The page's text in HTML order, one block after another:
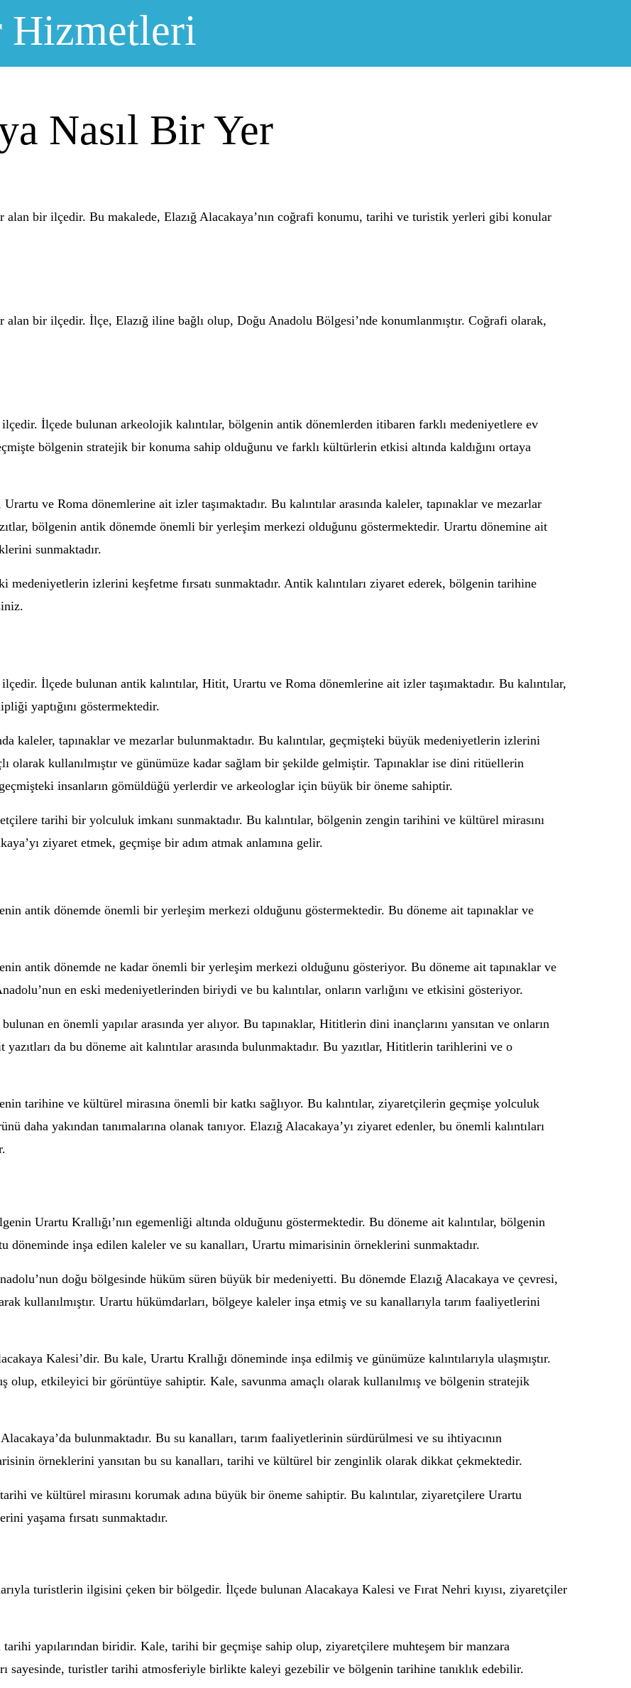
Hizmetleri
Nasıl Bir Yer
alan bir ilçedir. Bu makalede, Elazığ Alacakaya’nın coğrafi konumu, tarihi ve turistik yerleri gibi konular
bir ilçedir. İlçe, Elazığ iline bağlı olup, Doğu Anadolu Bölgesi’nde konumlanmıştır. Coğrafi olarak,
İlçede bulunan arkeolojik kalıntılar, bölgenin antik dönemlerden itibaren farklı medeniyetlere ev
bölgenin stratejik bir konuma sahip olduğunu ve farklı kültürlerin etkisi altında kaldığını ortaya
ve Roma dönemlerine ait izler taşımaktadır. Bu kalıntılar arasında kaleler, tapınaklar ve mezarlar
bölgenin antik dönemde önemli bir yerleşim merkezi olduğunu göstermektedir. Urartu dönemine ait
sunmaktadır.
medeniyetlerin izlerini keşfetme fırsatı sunmaktadır. Antik kalıntıları ziyaret ederek, bölgenin tarihine
İlçede bulunan antik kalıntılar, Hitit, Urartu ve Roma dönemlerine ait izler taşımaktadır. Bu kalıntılar,
yaptığını göstermektedir.
kaleler, tapınaklar ve mezarlar bulunmaktadır. Bu kalıntılar, geçmişteki büyük medeniyetlerin izlerini
olarak kullanılmıştır ve günümüze kadar sağlam bir şekilde gelmiştir. Tapınaklar ise dini ritüellerin
insanların gömüldüğü yerlerdir ve arkeologlar için büyük bir öneme sahiptir.
tarihi bir yolculuk imkanı sunmaktadır. Bu kalıntılar, bölgenin zengin tarihini ve kültürel mirasını
ziyaret etmek, geçmişe bir adım atmak anlamına gelir.
antik dönemde önemli bir yerleşim merkezi olduğunu göstermektedir. Bu döneme ait tapınaklar ve
antik dönemde ne kadar önemli bir yerleşim merkezi olduğunu gösteriyor. Bu döneme ait tapınaklar ve
en eski medeniyetlerinden biriydi ve bu kalıntılar, onların varlığını ve etkisini gösteriyor.
en önemli yapılar arasında yer alıyor. Bu tapınaklar, Hititlerin dini inançlarını yansıtan ve onların
da bu döneme ait kalıntılar arasında bulunmaktadır. Bu yazıtlar, Hititlerin tarihlerini ve o
tarihine ve kültürel mirasına önemli bir katkı sağlıyor. Bu kalıntılar, ziyaretçilerin geçmişe yolculuk
daha yakından tanımalarına olanak tanıyor. Elazığ Alacakaya’yı ziyaret edenler, bu önemli kalıntıları
Urartu Krallığı’nın egemenliği altında olduğunu göstermektedir. Bu döneme ait kalıntılar, bölgenin
döneminde inşa edilen kaleler ve su kanalları, Urartu mimarisinin örneklerini sunmaktadır.
doğu bölgesinde hüküm süren büyük bir medeniyetti. Bu dönemde Elazığ Alacakaya ve çevresi,
kullanılmıştır. Urartu hükümdarları, bölgeye kaleler inşa etmiş ve su kanallarıyla tarım faaliyetlerini
Kalesi’dir. Bu kale, Urartu Krallığı döneminde inşa edilmiş ve günümüze kalıntılarıyla ulaşmıştır.
olup, etkileyici bir görüntüye sahiptir. Kale, savunma amaçlı olarak kullanılmış ve bölgenin stratejik
bulunmaktadır. Bu su kanalları, tarım faaliyetlerinin sürdürülmesi ve su ihtiyacının
örneklerini yansıtan bu su kanalları, tarihi ve kültürel bir zenginlik olarak dikkat çekmektedir.
ve kültürel mirasını korumak adına büyük bir öneme sahiptir. Bu kalıntılar, ziyaretçilere Urartu
yaşama fırsatı sunmaktadır.
turistlerin ilgisini çeken bir bölgedir. İlçede bulunan Alacakaya Kalesi ve Fırat Nehri kıyısı, ziyaretçiler
yapılarından biridir. Kale, tarihi bir geçmişe sahip olup, ziyaretçilere muhteşem bir manzara
sayesinde, turistler tarihi atmosferiyle birlikte kaleyi gezebilir ve bölgenin tarihine tanıklık edebilir.